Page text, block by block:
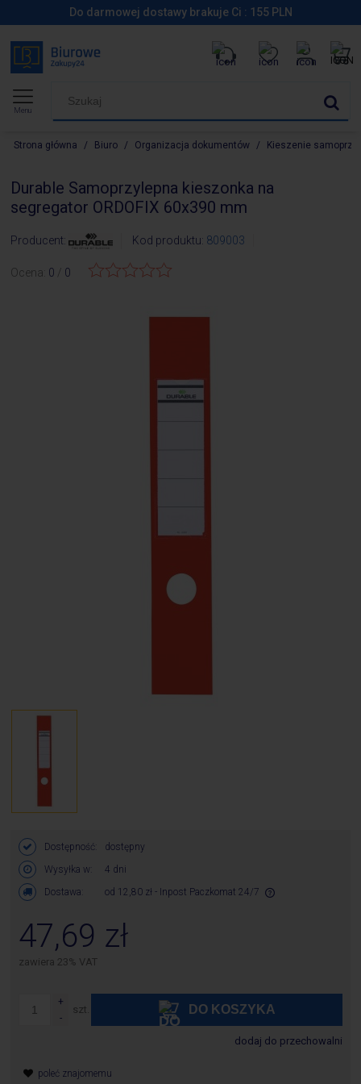
Do darmowej dostawy brakuje Ci : 155PLN
Menu
Strona główna / Biuro / Organizacja dokumentów / Kieszenie
Durable Samoprzylepna kieszonka na
segregator ORDOFIX 60x390 mm
Producent: Kod produktu: 809003
Ocena: 0 0
Dostępność:
dostępny
Wysyłka w:
4 dni
Dostawa:
od 12,80 zł - Inpost Paczkomat 24/7
47,69 zł
zawiera 23% VAT
szt. DO KOSZYKA
dodaj do przechowalni
poleć znajomemu